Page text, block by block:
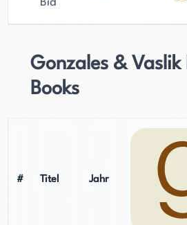
Bid
Gonzales &
Books
# Titel Jahr